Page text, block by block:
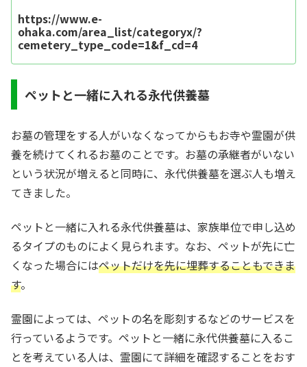
https://www.e-
ohaka.com/area_list/categoryx/?
cemetery_type_code=1&f_cd=4
ペットと一緒に入れる永代供養墓
お墓の管理をする人がいなくなってからもお寺や霊園が供
養を続けてくれるお墓のことです。お墓の承継者がいない
という状況が増えると同時に、永代供養墓を選ぶ人も増え
てきました。
ペットと一緒に入れる永代供養墓は、家族単位で申し込め
るタイプのものによく見られます。なお、ペットが先に亡
くなった場合にはペットだけを先に埋葬することもできま
す。
霊園によっては、ペットの名を彫刻するなどのサービスを
行っているようです。ペットと一緒に永代供養墓に入るこ
とを考えている人は、霊園にて詳細を確認することをおす